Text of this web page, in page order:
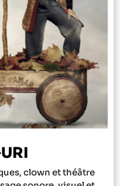
clown et théâtre